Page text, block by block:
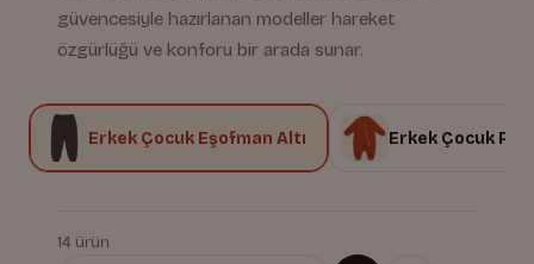
güvencesiyle hazırlanan modeller hareket
özgürlüğü ve konforu bir arada sunar.
Erkek Çocuk Eşofman Altı Erkek Çocuk
14 ürün